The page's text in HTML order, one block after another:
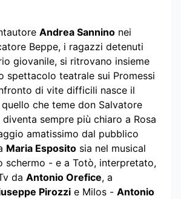
Andrea Sannino nei
Beppe, i ragazzi detenuti
giovanile, si ritrovano insieme
spettacolo teatrale sui Promessi
di vite difficili nasce il
che teme don Salvatore
sempre più chiaro a Rosa
amatissimo dal pubblico
Maria Esposito sia nel musical
schermo - e a Totò, interpretato,
da Antonio Orefice, a
Pirozzi e Milos - Antonio